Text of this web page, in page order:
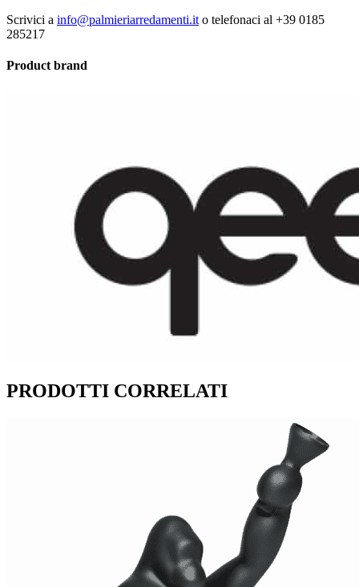
Scrivici a info@palmieriarredamenti.it o telefonaci al +39 0185
285217
Product brand
PRODOTTI CORRELATI